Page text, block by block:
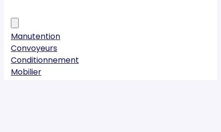
Manutention
Convoyeurs
Conditionnement
Mobilier